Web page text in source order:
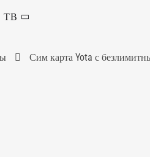
ТВ
Сим карта Yota с